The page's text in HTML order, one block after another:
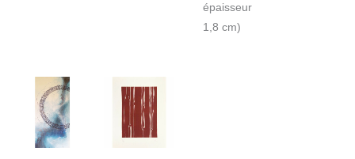
épaisseur
1,8 cm)